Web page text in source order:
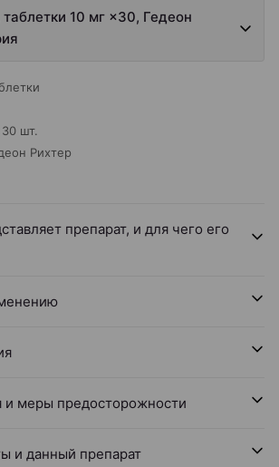
10 мг ×30, Гедеон
30 шт.
Рихтер
препарат, и для чего его
и меры предосторожности
и данный препарат